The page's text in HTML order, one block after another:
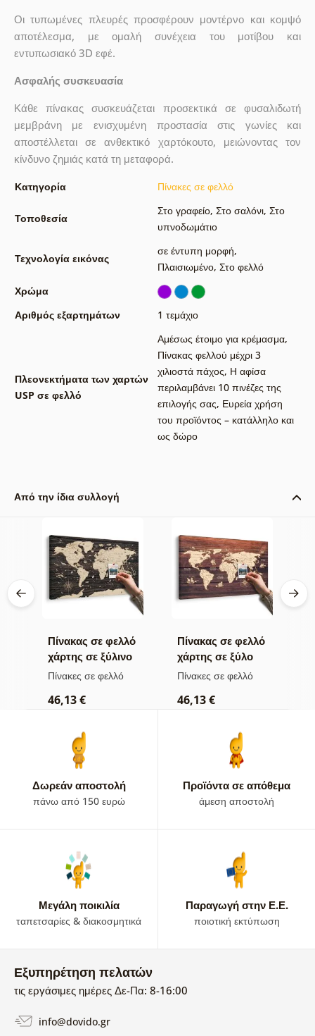
Οι τυπωμένες πλευρές προσφέρουν μοντέρνο και κομψό
αποτέλεσμα, με ομαλή συνέχεια του μοτίβου και
εντυπωσιακό 3D εφέ.
Ασφαλής συσκευασία
Κάθε πίνακας συσκευάζεται προσεκτικά σε φυσαλιδωτή
μεμβράνη με ενισχυμένη προστασία στις γωνίες και
αποστέλλεται σε ανθεκτικό χαρτόκουτο, μειώνοντας τον
κίνδυνο ζημιάς κατά τη μεταφορά.
Κατηγορία Πίνακες σε φελλό
Τοποθεσία
Στο γραφείο, Στο σαλόνι, Στο
υπνοδωμάτιο
Τεχνολογία εικόνας
σε έντυπη μορφή,
Πλαισιωμένο, Στο φελλό
Χρώμα
Αριθμός εξαρτημάτων
1 τεμάχιο
Πλεονεκτήματα των χαρτών
USP σε φελλό
Αμέσως έτοιμο για κρέμασμα,
Πίνακας φελλού μέχρι 3
χιλιοστά πάχος, Η αφίσα
περιλαμβάνει 10 πινέζες της
επιλογής σας, Ευρεία χρήση
του προϊόντος – κατάλληλο και
ως δώρο
Από την ίδια συλλογή
Πίνακας σε φελλό
χάρτης σε ξύλινο
φόντο
Πίνακες σε φελλό
46,13 €
Πίνακας σε φελλό
χάρτης σε ξύλο
Πίνακες σε φελλό
46,13 €
Δωρεάν αποστολή
πάνω από 150 ευρώ
Προϊόντα σε απόθεμα
άμεση αποστολή
Μεγάλη ποικιλία
ταπετσαρίες & διακοσμητικά
Παραγωγή στην Ε.Ε.
ποιοτική εκτύπωση
Εξυπηρέτηση πελατών
τις εργάσιμες ημέρες Δε-Πα: 8-16:00
info@dovido.gr